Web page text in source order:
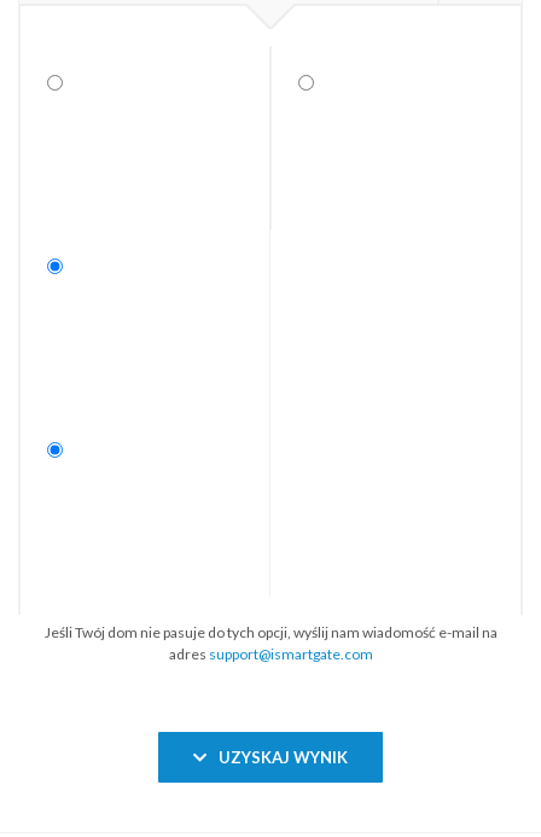
Jeśli Twój dom nie pasuje do tych opcji, wyślij nam wiadomość e-mail na
adres support@ismartgate.com
UZYSKAJ WYNIK